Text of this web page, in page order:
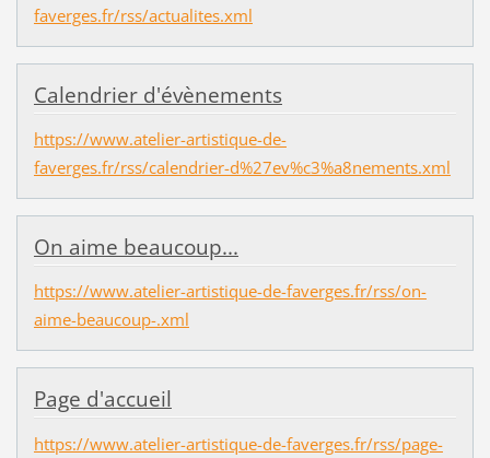
faverges.fr/rss/actualites.xml
Calendrier d'évènements
https://www.atelier-artistique-de-
faverges.fr/rss/calendrier-d%27ev%c3%a8nements.xml
On aime beaucoup...
https://www.atelier-artistique-de-faverges.fr/rss/on-
aime-beaucoup-.xml
Page d'accueil
https://www.atelier-artistique-de-faverges.fr/rss/page-